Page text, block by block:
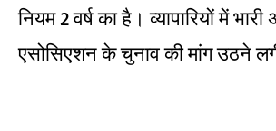
नियम 2 वर्ष का है। व्यापारियों में
एसोसिएशन के चुनाव की मांग उठने